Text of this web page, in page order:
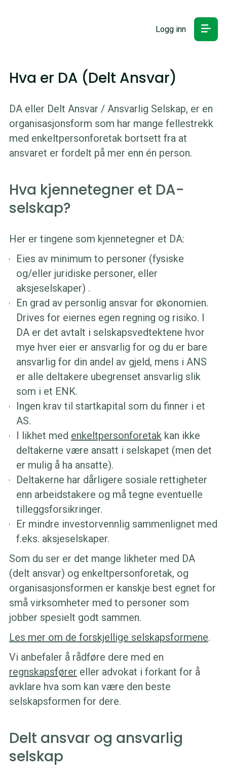
Logg inn
Hva er DA (Delt Ansvar)
DA eller Delt Ansvar / Ansvarlig Selskap, er en
organisasjonsform som har mange fellestrekk
med enkeltpersonforetak bortsett fra at
ansvaret er fordelt på mer enn én person.
Hva kjennetegner et DA-
selskap?
Her er tingene som kjennetegner et DA:
Eies av minimum to personer (fysiske
og/eller juridiske personer, eller
aksjeselskaper) .
En grad av personlig ansvar for økonomien.
Drives for eiernes egen regning og risiko. I
DA er det avtalt i selskapsvedtektene hvor
mye hver eier er ansvarlig for og du er bare
ansvarlig for din andel av gjeld, mens i ANS
er alle deltakere ubegrenset ansvarlig slik
som i et ENK.
Ingen krav til startkapital som du finner i et
AS.
I likhet med enkeltpersonforetakkan ikke
deltakerne være ansatt i selskapet (men det
er mulig å ha ansatte).
Deltakerne har dårligere sosiale rettigheter
enn arbeidstakere og må tegne eventuelle
tilleggsforsikringer.
Er mindre investorvennlig sammenlignet med
f.eks. aksjeselskaper.
Som du ser er det mange likheter med DA
(delt ansvar) og enkeltpersonforetak, og
organisasjonsformen er kanskje best egnet for
små virksomheter med to personer som
jobber spesielt godt sammen.
Les mer om de forskjellige selskapsformene.
Vi anbefaler å rådføre dere med en
regnskapsfører eller advokat i forkant for å
avklare hva som kan være den beste
selskapsformen for dere.
Delt ansvar og ansvarlig
selskap